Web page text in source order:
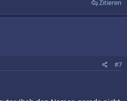
Zitieren
#7